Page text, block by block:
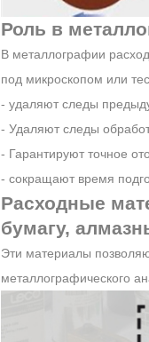
Роль в
В металлографии
под микроскопом или
- удаляют следы
- Удаляют следы
- Гарантируют точное
- сокращают время
Расходные
бумагу,
Эти материалы
металлографического